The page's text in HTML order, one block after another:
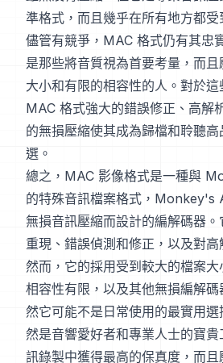
準格式，而且幾乎在所有地方都受
儘管有競爭，MAC 格式仍有其忠
是那些將音質視為首要考量，而
大小和有限的相容性的人。對於這
MAC 格式強大的錯誤修正、高解
的無損壓縮使其成為歸檔和聆聽
選。
總之，MAC 影像格式是一種與
的特殊音訊檔案格式，Monkey's
無損音訊壓縮而設計的編解碼器
重現、錯誤偵測和修正，以及對高
然而，它的採用受到較大的檔案
相容性有限，以及其他無損編解
然它可能不是日常使用的最實用
然是音響愛好者和專業人士的寶
訊錄製中獲得最高的保真度，而